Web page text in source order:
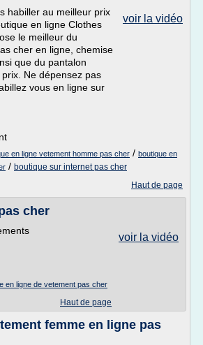
voir la vidéo
habiller au meilleur prix
en ligne Clothes
le meilleur du
cher en ligne, chemise
que du pantalon
Ne dépensez pas
vous en ligne sur
en ligne vetement homme pas cher / boutique en
/ boutique sur internet pas cher
Haut de page
cher
voir la vidéo
en ligne de vetement pas cher
Haut de page
femme en ligne pas